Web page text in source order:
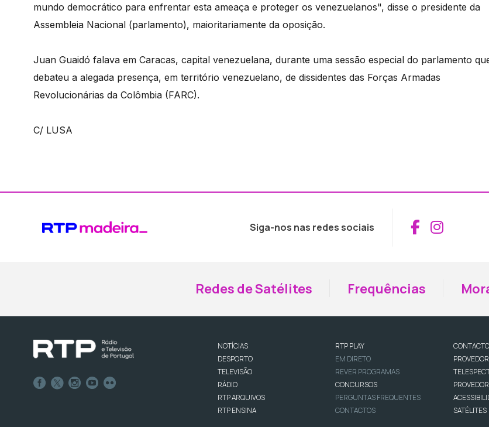
mundo democrático para enfrentar esta ameaça e proteger os venezuelanos", disse o presidente da
Assembleia Nacional (parlamento), maioritariamente da oposição.
Juan Guaidó falava em Caracas, capital venezuelana, durante uma sessão especial do parlamento
debateu a alegada presença, em território venezuelano, de dissidentes das Forças Armadas
Revolucionárias da Colômbia (FARC).
C/ LUSA
Siga-nos nas redes sociais Aceder
Redes de Satélites Frequências
NOTÍCIAS
DESPORTO
TELEVISÃO
RÁDIO
RTP ARQUIVOS
RTP ENSINA
RTP PLAY
EM DIRETO
REVER PROGRAMAS
CONCURSOS
PERGUNTAS FREQUENTES
CONTACTOS
SATÉLITES